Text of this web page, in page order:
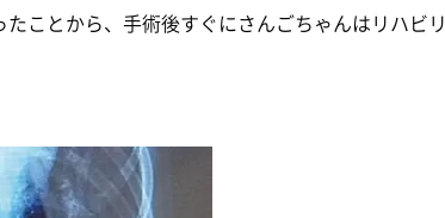
ことから、手術後すぐにさんごちゃんはリハビリ